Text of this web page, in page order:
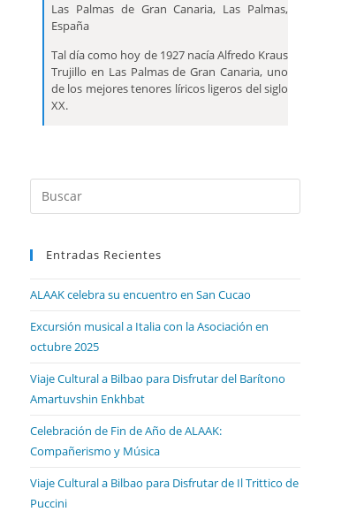
Las Palmas de Gran Canaria, Las Palmas,
España
Tal día como hoy de 1927 nacía Alfredo Kraus
Trujillo en Las Palmas de Gran Canaria, uno
de los mejores tenores líricos ligeros del siglo
XX.
Entradas Recientes
ALAAK celebra su encuentro en San Cucao
Excursión musical a Italia con la Asociación en
octubre 2025
Viaje Cultural a Bilbao para Disfrutar del Barítono
Amartuvshin Enkhbat
Celebración de Fin de Año de ALAAK:
Compañerismo y Música
Viaje Cultural a Bilbao para Disfrutar de Il Trittico de
Puccini